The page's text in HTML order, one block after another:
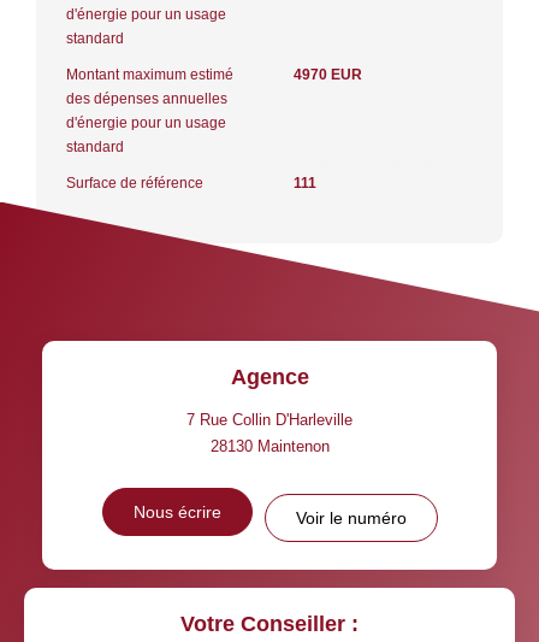
d'énergie pour un usage
standard
Montant maximum estimé
des dépenses annuelles
d'énergie pour un usage
standard
4970 EUR
Surface de référence 111
Agence
7 Rue Collin D'Harleville
28130 Maintenon
Nous écrire Voir le numéro
Votre Conseiller :